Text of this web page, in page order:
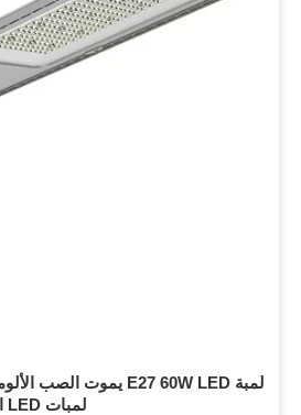
SKD المواد الخام T الشكل LED لمبات